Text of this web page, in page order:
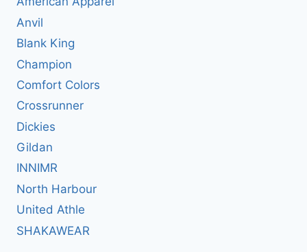
Anvil
Blank King
Champion
Comfort Colors
Crossrunner
Dickies
Gildan
INNIMR
North Harbour
United Athle
SHAKAWEAR